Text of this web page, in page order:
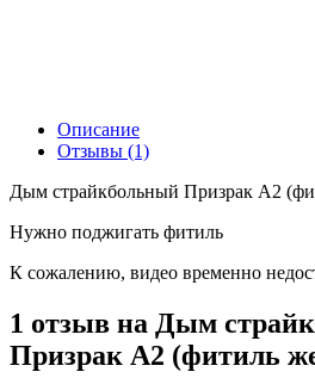
Описание
Отзывы (1)
Дым страйкбольный Призрак А2
Нужно поджигать фитиль
К сожалению, видео временно
1 отзыв на Дым
Призрак А2 (фитиль